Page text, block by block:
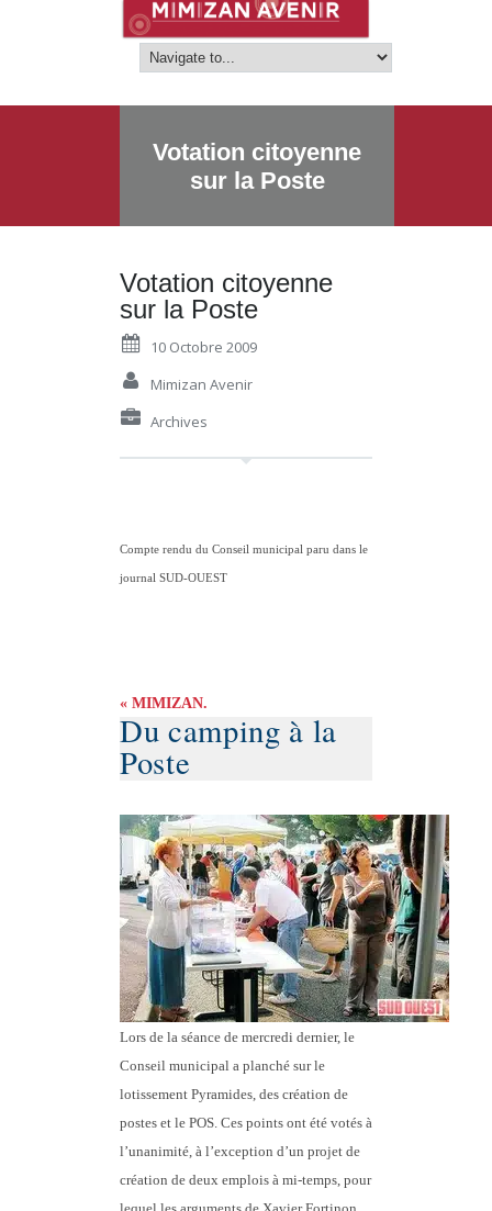
Votation citoyenne
sur la Poste
Votation citoyenne
sur la Poste
10 Octobre 2009
Mimizan Avenir
Archives
Compte rendu du Conseil municipal paru dans le
journal SUD-OUEST
« MIMIZAN.
Du camping à la
Poste
Lors de la séance de mercredi dernier, le
Conseil municipal a planché sur le
lotissement Pyramides, des création de
postes et le POS. Ces points ont été votés à
l’unanimité, à l’exception d’un projet de
création de deux emplois à mi-temps, pour